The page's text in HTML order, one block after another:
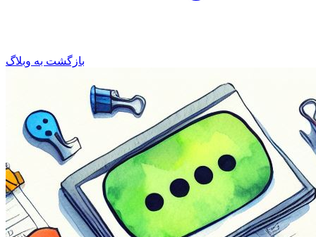
بازگشت به وبلاگ